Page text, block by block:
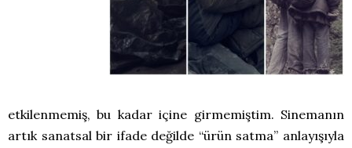
etkilenmemiş, bu kadar içine girmemiştim. Sinemanın
artık sanatsal bir ifade değilde “ürün satma” anlayışıyla